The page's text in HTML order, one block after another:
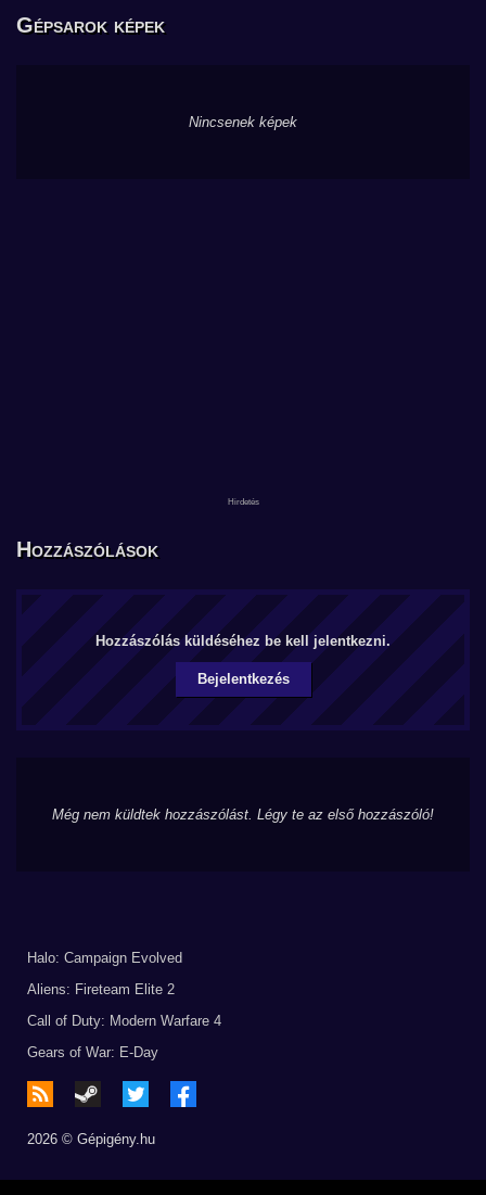
Gépsarok képek
Nincsenek képek
Hozzászólások
Hozzászólás küldéséhez be kell jelentkezni.
Bejelentkezés
Még nem küldtek hozzászólást. Légy te az első hozzászóló!
Halo: Campaign Evolved
Aliens: Fireteam Elite 2
Call of Duty: Modern Warfare 4
Gears of War: E-Day
2026 © Gépigény.hu